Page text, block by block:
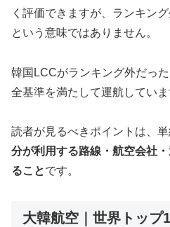
く評価できますが、ランキン
という意味ではありません。
韓国LCCがランキング外だっ
全基準を満たして運航していま
読者が見るべきポイントは、単
分が利用する路線・航空会社
ることです。
大韓航空｜世界トップ